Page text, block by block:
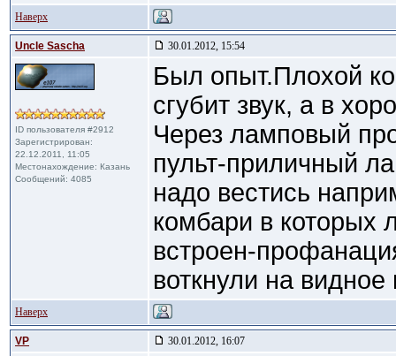
Наверх
Uncle Sascha 30.01.2012, 15:54
ID пользователя #2912
Зарегистрирован:
22.12.2011, 11:05
Местонахождение: Казань
Сообщений: 4085
Был опыт.Плохой
сгубит звук, а в
Через ламповый
пульт-приличный
надо вестись
комбари в которых
встроен-
воткнули на видное
Наверх
VP 30.01.2012, 16:07